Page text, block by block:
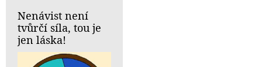
Nenávist není
tvůrčí síla, tou je
jen láska!